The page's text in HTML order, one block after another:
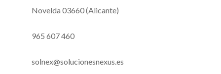
Novelda 03660 (Alicante)
965 607 460
solnex@solucionesnexus.es